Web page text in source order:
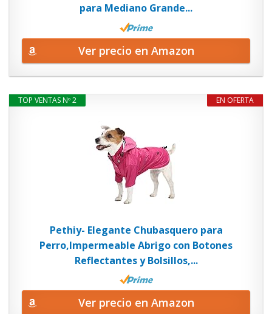
para Mediano Grande...
Ver precio en Amazon
EN OFERTA
TOP VENTAS Nº 2
Pethiy- Elegante Chubasquero para
Perro,Impermeable Abrigo con Botones
Reflectantes y Bolsillos,...
Ver precio en Amazon